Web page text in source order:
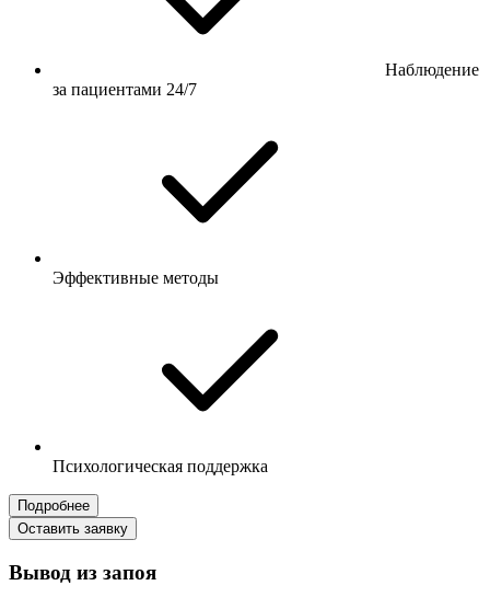
Наблюдение
за пациентами 24/7
Эффективные методы
Психологическая поддержка
Подробнее
Оставить заявку
Вывод из запоя